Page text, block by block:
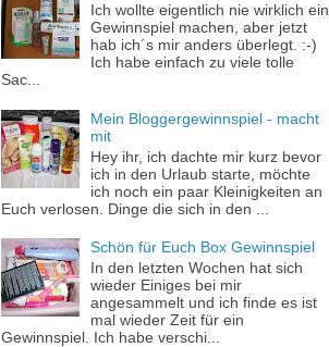
Ich wollte eigentlich nie wirklich ein
Gewinnspiel machen, aber jetzt
hab ich´s mir anders überlegt. :-)
Ich habe einfach zu viele tolle
Sac...
Mein Bloggergewinnspiel - macht
mit
Hey ihr, ich dachte mir kurz bevor
ich in den Urlaub starte, möchte
ich noch ein paar Kleinigkeiten an
Euch verlosen. Dinge die sich in den ...
Schön für Euch Box Gewinnspiel
In den letzten Wochen hat sich
wieder Einiges bei mir
angesammelt und ich finde es ist
mal wieder Zeit für ein
Gewinnspiel. Ich habe verschi...